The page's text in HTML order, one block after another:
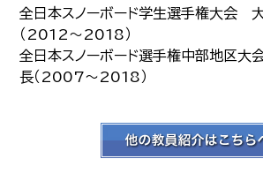
全日本スノーボード学生選手権大会
（2012～2018）
全日本スノーボード選手権中部地区
長（2007～2018）